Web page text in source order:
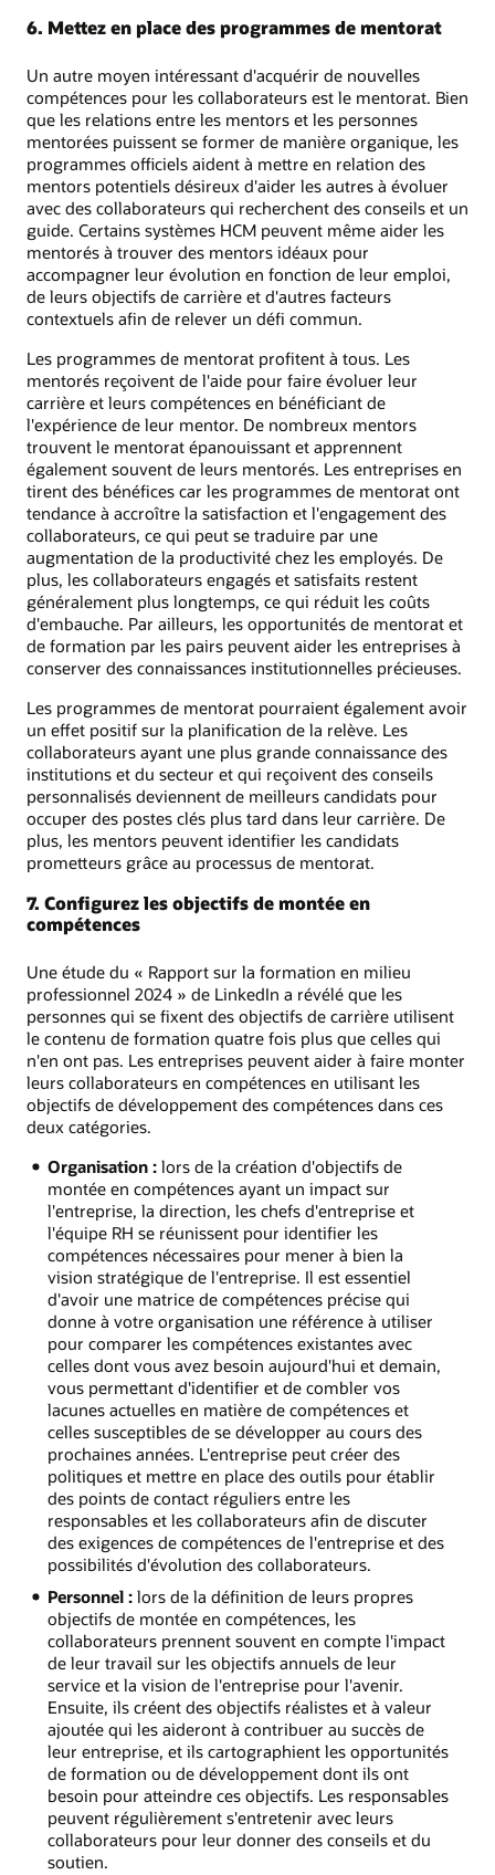
6. Mettez en place des programmes de mentorat
Un autre moyen intéressant d'acquérir de nouvelles
compétences pour les collaborateurs est le mentorat. Bien
que les relations entre les mentors et les personnes
mentorées puissent se former de manière organique, les
programmes officiels aident à mettre en relation des
mentors potentiels désireux d'aider les autres à évoluer
avec des collaborateurs qui recherchent des conseils et un
guide. Certains systèmes HCM peuvent même aider les
mentorés à trouver des mentors idéaux pour
accompagner leur évolution en fonction de leur emploi,
de leurs objectifs de carrière et d'autres facteurs
contextuels afin de relever un défi commun.
Les programmes de mentorat profitent à tous. Les
mentorés reçoivent de l'aide pour faire évoluer leur
carrière et leurs compétences en bénéficiant de
l'expérience de leur mentor. De nombreux mentors
trouvent le mentorat épanouissant et apprennent
également souvent de leurs mentorés. Les entreprises en
tirent des bénéfices car les programmes de mentorat ont
tendance à accroître la satisfaction et l'engagement des
collaborateurs, ce qui peut se traduire par une
augmentation de la productivité chez les employés. De
plus, les collaborateurs engagés et satisfaits restent
généralement plus longtemps, ce qui réduit les coûts
d'embauche. Par ailleurs, les opportunités de mentorat et
de formation par les pairs peuvent aider les entreprises à
conserver des connaissances institutionnelles précieuses.
Les programmes de mentorat pourraient également avoir
un effet positif sur la planification de la relève. Les
collaborateurs ayant une plus grande connaissance des
institutions et du secteur et qui reçoivent des conseils
personnalisés deviennent de meilleurs candidats pour
occuper des postes clés plus tard dans leur carrière. De
plus, les mentors peuvent identifier les candidats
prometteurs grâce au processus de mentorat.
7. Configurez les objectifs de montée en
compétences
Une étude du « Rapport sur la formation en milieu
professionnel 2024 » de LinkedIn a révélé que les
personnes qui se fixent des objectifs de carrière utilisent
le contenu de formation quatre fois plus que celles qui
n'en ont pas. Les entreprises peuvent aider à faire monter
leurs collaborateurs en compétences en utilisant les
objectifs de développement des compétences dans ces
deux catégories.
Organisation :lors de la création d'objectifs de
montée en compétences ayant un impact sur
l'entreprise, la direction, les chefs d'entreprise et
l'équipe RH se réunissent pour identifier les
compétences nécessaires pour mener à bien la
vision stratégique de l'entreprise. Il est essentiel
d'avoir une matrice de compétences précise qui
donne à votre organisation une référence à utiliser
pour comparer les compétences existantes avec
celles dont vous avez besoin aujourd'hui et demain,
vous permettant d'identifier et de combler vos
lacunes actuelles en matière de compétences et
celles susceptibles de se développer au cours des
prochaines années. L'entreprise peut créer des
politiques et mettre en place des outils pour établir
des points de contact réguliers entre les
responsables et les collaborateurs afin de discuter
des exigences de compétences de l'entreprise et des
possibilités d'évolution des collaborateurs.
Personnel :lors de la définition de leurs propres
objectifs de montée en compétences, les
collaborateurs prennent souvent en compte l'impact
de leur travail sur les objectifs annuels de leur
service et la vision de l'entreprise pour l'avenir.
Ensuite, ils créent des objectifs réalistes et à valeur
ajoutée qui les aideront à contribuer au succès de
leur entreprise, et ils cartographient les opportunités
de formation ou de développement dont ils ont
besoin pour atteindre ces objectifs. Les responsables
peuvent régulièrement s'entretenir avec leurs
collaborateurs pour leur donner des conseils et du
soutien.